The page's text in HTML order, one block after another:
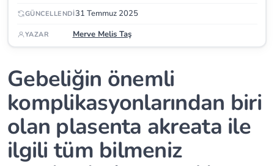
GÜNCELLENDI31 Temmuz 2025
YAZAR Merve Melis Taş
Gebeliğin önemli
komplikasyonlarından biri
olan plasenta akreata ile
ilgili tüm bilmeniz